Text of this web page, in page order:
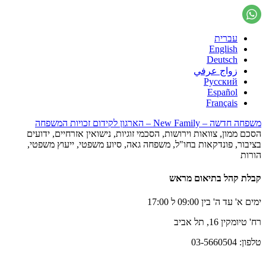
עברית
English
Deutsch
زواج عرفي
Русский
Español
Français
משפחה חדשה – New Family – הארגון לקידום זכויות המשפחה
הסכם ממון, צוואות וירושות, הסכמי זוגיות, נישואין אזרחיים, ידועים
בציבור, פונדקאות בחו"ל, משפחה גאה, סיוע משפטי, ייעוץ משפטי,
הורות
קבלת קהל בתיאום מראש
ימים א' עד ה' בין 09:00 ל 17:00
רח' טיומקין 16, תל אביב
טלפון: 03-5660504